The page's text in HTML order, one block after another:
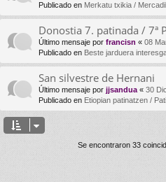
Publicado en Merkatu txikia /
Donostia 7. patinada / 7ª
Último mensaje por francisn « 08
Publicado en Beste jarduera
San silvestre de Hernani
Último mensaje por jjsandua « 30
Publicado en Etiopian patinatzen /
Se encontraron 33